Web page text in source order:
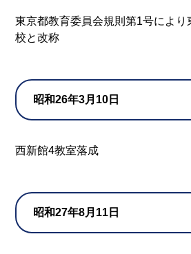
東京都教育委員会規則第1号により
校と改称
昭和26年3月10日
西新館4教室落成
昭和27年8月11日